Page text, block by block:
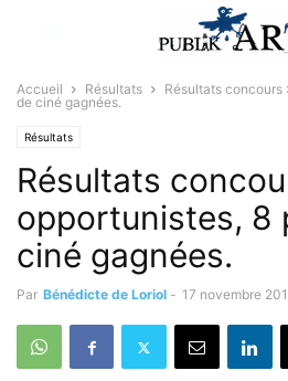
Accueil Résultats
Résultats concours
de ciné gagnées.
Résultats
Résultats
opportunistes, 8
ciné gagnées.
Par Bénédicte de Loriol - 17 novembre